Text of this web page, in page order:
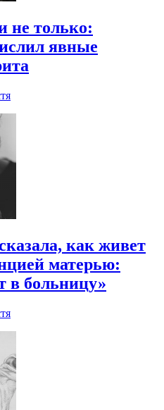
не только:
явные
как живет
матерью:
в больницу»